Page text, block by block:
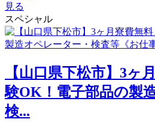
見る
スペシャル
【山口県下松市】3ヶ
験OK！電子部品の製
検...